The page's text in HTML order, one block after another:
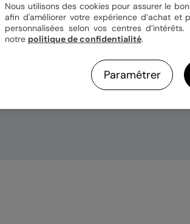
Nous utilisons des cookies pour assurer le
afin d'améliorer votre expérience d’achat
personnalisées selon vos centres
notre politique de confidentialité.
Paramétrer